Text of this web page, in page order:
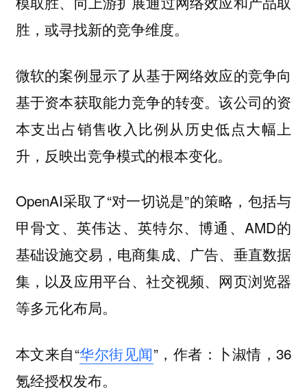
胜，或寻找新的竞争维度。
微软的案例显示了从基于网络效应的竞争向
基于资本获取能力竞争的转变。该公司的资
本支出占销售收入比例从历史低点大幅上
升，反映出竞争模式的根本变化。
OpenAI采取了“对一切说是”的策略，包括与
甲骨文、英伟达、英特尔、博通、AMD的
基础设施交易，电商集成、广告、垂直数据
集，以及应用平台、社交视频、网页浏览器
等多元化布局。
本文来自“华尔街见闻”，作者：卜淑情，36
氪经授权发布。